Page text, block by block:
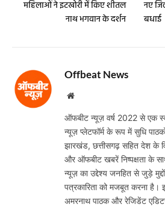
महिलाओं ने इटखोरी में किए शीतल
नाथ भगवान के दर्शन
नए
बधाई
Offbeat News
Website
ऑफबीट न्यूज़ वर्ष 2022 से एक
न्यूज़ प्लेटफॉर्म के रूप में सुधि
झारखंड, छत्तीसगढ़ सहित देश के
और ऑफबीट खबरें निष्पक्षता के
न्यूज़ का उद्देश्य जनहित से जुड़े
पत्रकारिता को मजबूत करना है।
अमरनाथ पाठक और रेजिडेंट